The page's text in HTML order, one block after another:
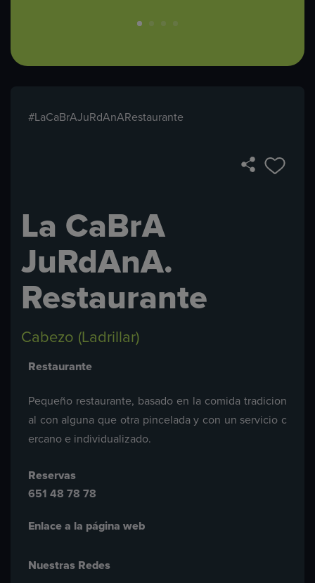
#LaCaBrAJuRdAnARestaurante
La CaBrA
JuRdAnA.
Restaurante
Cabezo (Ladrillar)
Restaurante
Pequeño restaurante, basado en la comida tradicion
al con alguna que otra pincelada y con un servicio c
ercano e individualizado.
Reservas
651 48 78 78
Enlace a la página web
Nuestras Redes